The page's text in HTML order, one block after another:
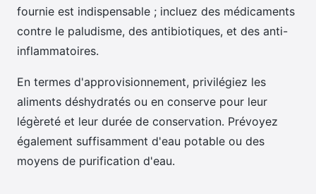
fournie est indispensable ; incluez des médicaments
contre le paludisme, des antibiotiques, et des anti-
inflammatoires.
En termes d'approvisionnement, privilégiez les
aliments déshydratés ou en conserve pour leur
légèreté et leur durée de conservation. Prévoyez
également suffisamment d'eau potable ou des
moyens de purification d'eau.